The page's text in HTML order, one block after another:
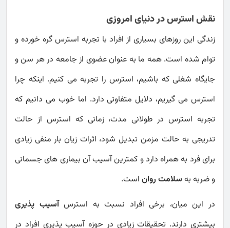
نقش استرس در دنیای امروزی
زندگی این روزهای بسیاری از افراد با تجربه استرس گره خورده و
توام شده است. همه ما به عنوان عضوی از جامعه در هر سن و
جایگاه شغلی که باشیم، استرس را تجربه می کنیم. اینکه چرا
استرس می گیریم، دلایل متفاوتی دارد. اما خوب می دانیم که
تجربه استرس در طولانی مدت، زمانی که استرس از حالت
تدریجی به حالت مزمن تبدیل شود، اثرات زیان بار منفی زیادی
برای فرد به همراه دارد و کمترین آسیب آن بیماری های جسمانی
و ضربه بهسلامت رواناست.
در این میان، برخی افراد نسبت به استرسآسیب پذیری
بیشتری دارند. تحقیقات زیادی در حوزه آسیب پذیری افراد در